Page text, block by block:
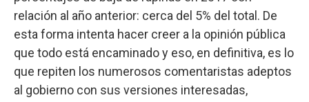
relación al año anterior: cerca del 5% del total. De
esta forma intenta hacer creer a la opinión pública
que todo está encaminado y eso, en definitiva, es lo
que repiten los numerosos comentaristas adeptos
al gobierno con sus versiones interesadas,